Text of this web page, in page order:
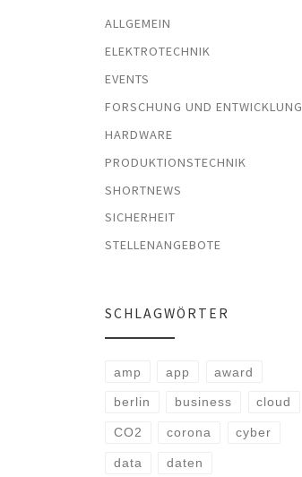
ALLGEMEIN
ELEKTROTECHNIK
EVENTS
FORSCHUNG UND ENTWICKLUNG
HARDWARE
PRODUKTIONSTECHNIK
SHORTNEWS
SICHERHEIT
STELLENANGEBOTE
SCHLAGWÖRTER
amp app award
berlin business cloud
CO2 corona cyber
data daten